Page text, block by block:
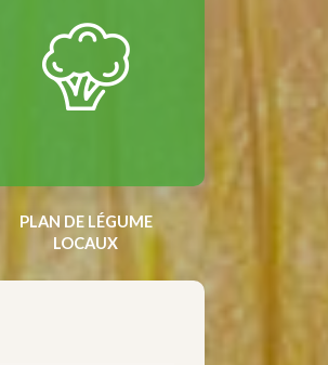
PLAN DE LÉGUME
LOCAUX